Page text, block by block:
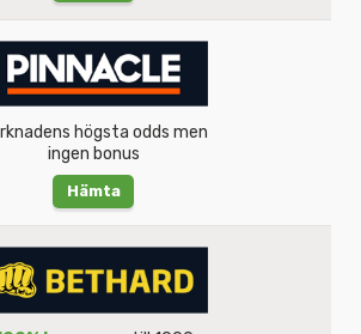
högsta odds men
ingen bonus
Hämta